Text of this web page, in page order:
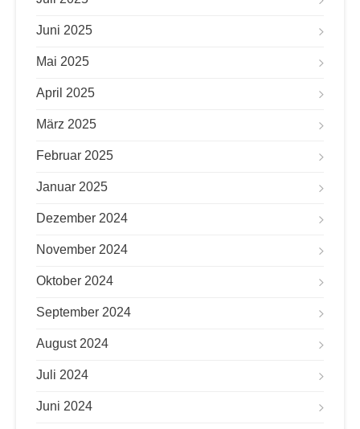
Juni 2025
Mai 2025
April 2025
März 2025
Februar 2025
Januar 2025
Dezember 2024
November 2024
Oktober 2024
September 2024
August 2024
Juli 2024
Juni 2024